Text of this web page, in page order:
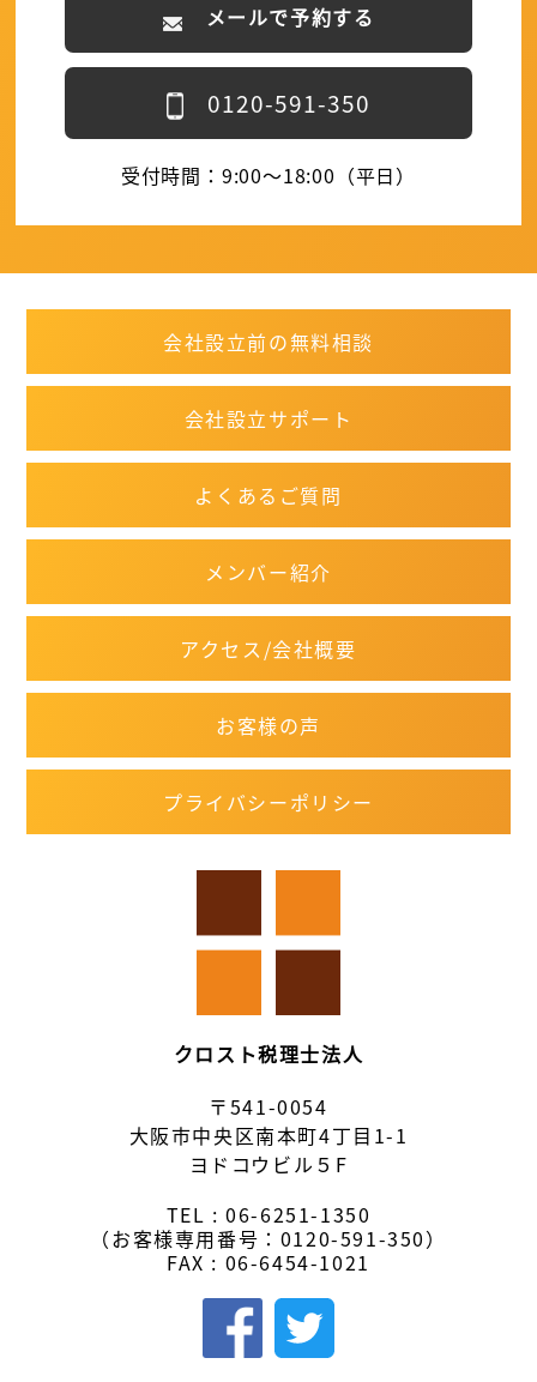
メールで予約する
0120-591-350
受付時間：9:00～18:00（平日）
クロスト税理士法人
〒541-0054
大阪市中央区南本町4丁目1-1
ヨドコウビル５F
TEL :06-6251-1350
（お客様専用番号： 0120-591-350）
FAX : 06-6454-1021
会社設立前の無料相談
会社設立サポート
よくあるご質問
メンバー紹介
アクセス/会社概要
お客様の声
プライバシーポリシー